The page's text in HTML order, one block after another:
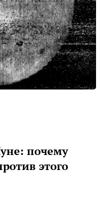
почему
этого